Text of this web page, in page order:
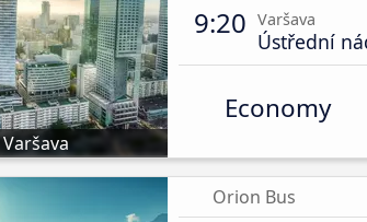
Varšava
9:20 Varšava
Ústřední
Economy
Orion Bus